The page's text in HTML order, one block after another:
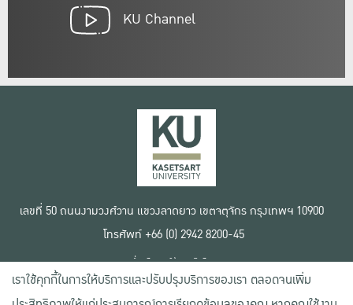
KU Channel
เลขที่ 50 ถนนงามวงศ์วาน แขวงลาดยาว เขตจตุจักร กรุงเทพฯ 10900
โทรศัพท์ +66 (0) 2942 8200-45
เงื่อนไขการใช้งานเว็บไซต์
ข้อตกลงด้านสิทธิ์ใช้งาน
นโยบายความเป็นส่วนตัว
เราใช้คุกกี้ในการให้บริการและปรับปรุงบริการของเรา ตลอดจนเพิ่ม